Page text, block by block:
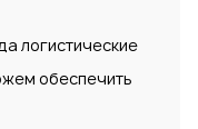
логистические
обеспечить